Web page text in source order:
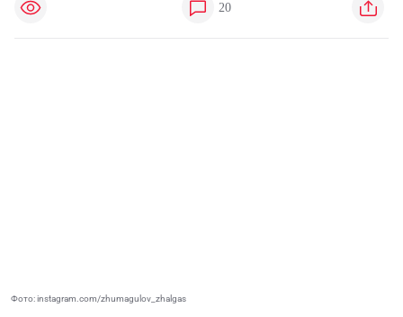
20
Фото: instagram.com/zhumagulov_zhalgas